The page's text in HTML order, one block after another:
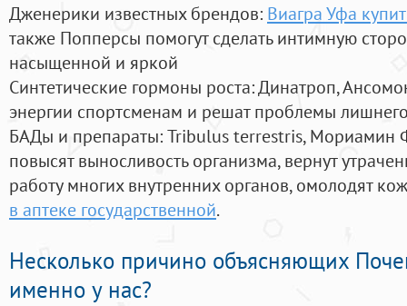
Дженерики известных брендов: Виагра Уфа
также Попперсы помогут сделать интимную
насыщенной и яркой
Синтетические гормоны роста: Динатроп,
энергии спортсменам и решат проблемы
БАДы и препараты:Tribulus terrestris, Мориамин
повысят выносливость организма, вернут
работу многих внутренних органов, омолодят
в аптеке государственной.
Несколько причино объясняющих
именно у нас?